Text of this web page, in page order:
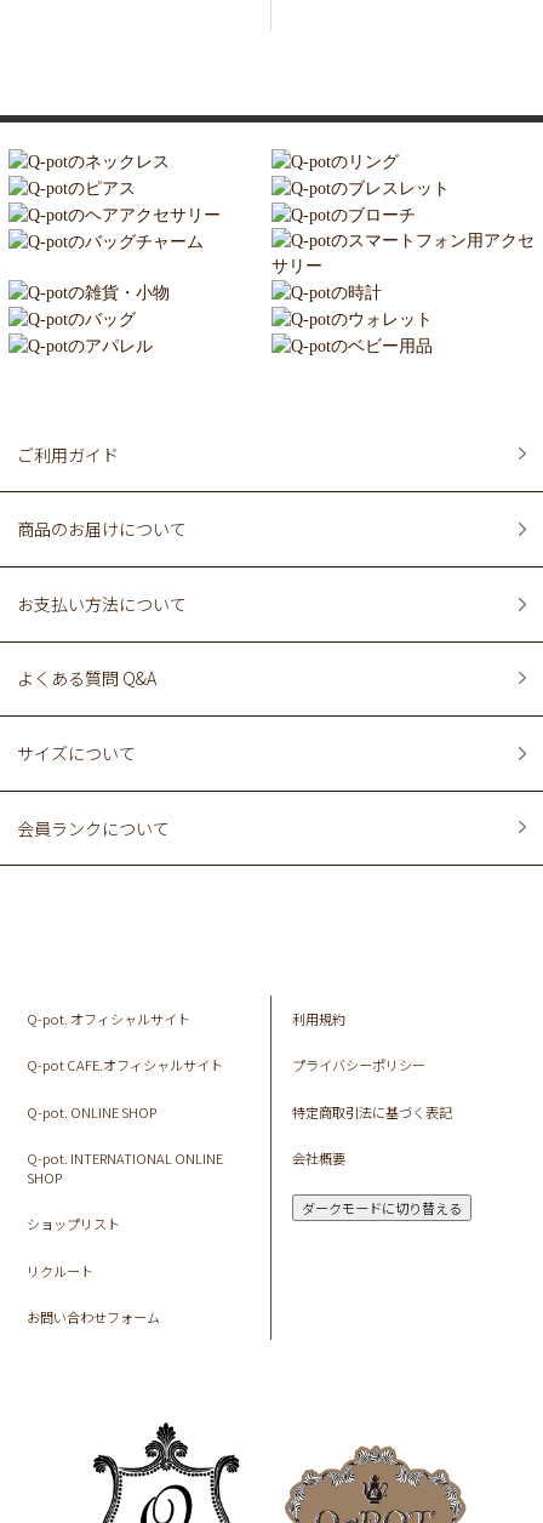
ご利用ガイド
商品のお届けについて
お支払い方法について
よくある質問 Q&A
サイズについて
会員ランクについて
Q-pot. オフィシャルサイト
Q-pot CAFE.オフィシャルサイト
Q-pot. ONLINE SHOP
Q-pot. INTERNATIONAL ONLINE
SHOP
ショップリスト
リクルート
お問い合わせフォーム
利用規約
プライバシーポリシー
特定商取引法に基づく表記
会社概要
ダークモードに切り替える